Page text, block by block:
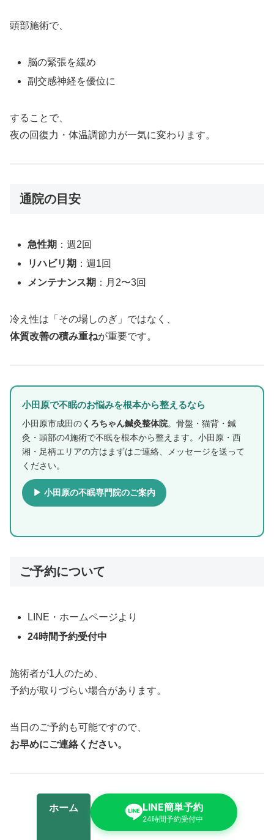
頭部施術で、
脳の緊張を緩め
副交感神経を優位に
することで、
夜の回復力・体温調節力が一気に変わります。
通院の目安
急性期 ：週2回
リハビリ期 ：週1回
メンテナンス期 ：月2〜3回
冷え性は「その場しのぎ」ではなく、
体質改善の積み重ねが重要です。
小田原で不眠のお悩みを根本から整えるなら
小田原市成田のくろちゃん鍼灸整体院。骨盤・猫背・鍼
灸・頭部の4施術で不眠を根本から整えます。小田原・西
湘・足柄エリアの方はまずはご連絡、メッセージを送って
ください。
▶ 小田原の不眠専門院のご案内
ご予約について
LINE・ホームページより
24時間予約受付中
施術者が1人のため、
予約が取りづらい場合があります。
当日のご予約も可能ですので、
お早めにご連絡ください。
ホーム LINE簡単予約
24時間予約受付中